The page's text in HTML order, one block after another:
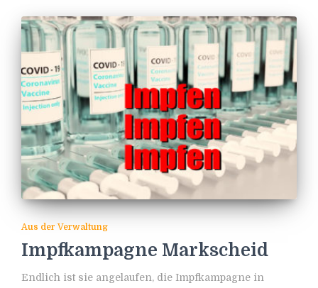
Aus der Verwaltung
Impfkampagne Markscheid
Endlich ist sie angelaufen, die Impfkampagne in